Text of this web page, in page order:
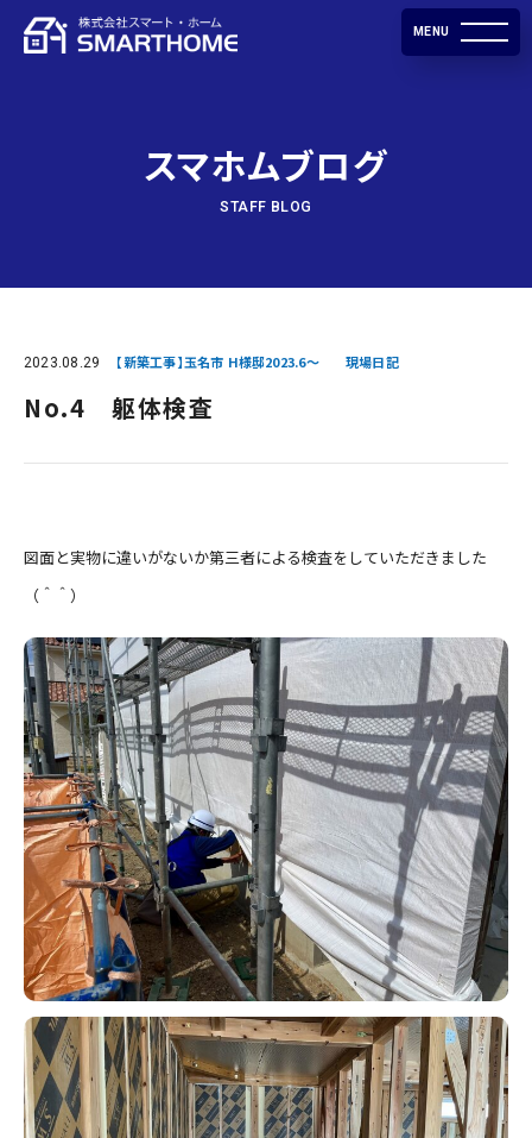
MENU
スマホムブログ
STAFF BLOG
2023.08.29 【新築工事】玉名市 H様邸2023.6～ 現場日記
No.4 躯体検査
図面と実物に違いがないか第三者による検査をしていただきました
（＾＾）